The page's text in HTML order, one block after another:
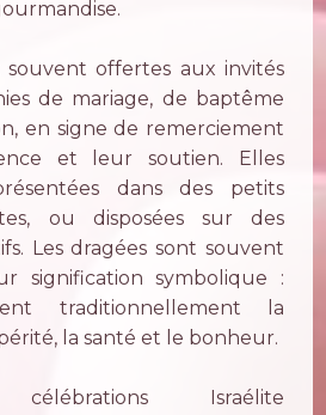
souvent offertes aux invités
de mariage, de baptême
en signe de remerciement
et leur soutien. Elles
dans des petits
ou disposées sur des
Les dragées sont souvent
signification symbolique :
traditionnellement la
la santé et le bonheur.
Israélite